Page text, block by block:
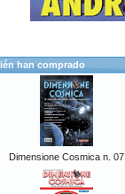
han comprado
Dimensione Cosmica n. 07